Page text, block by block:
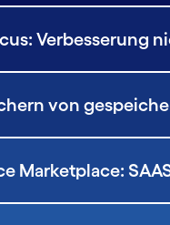
Verbesserung
von
Marketplace: